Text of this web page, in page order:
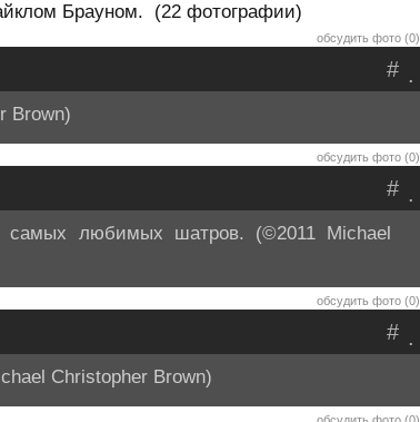
Брауном. (22 фотографии)
обсудить фото (0)
.
#
Brown)
обсудить фото (0)
.
#
любимых шатров. (©2011 Michael
обсудить фото (0)
.
#
Christopher Brown)